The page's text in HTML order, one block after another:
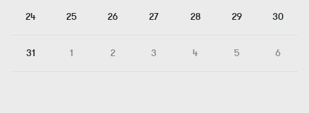
24 25 26 27 28 29 30
31 1 2 3 4 5 6